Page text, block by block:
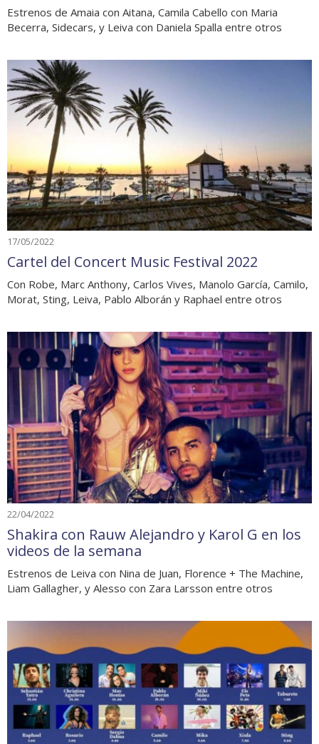
Estrenos de Amaia con Aitana, Camila Cabello con Maria
Becerra, Sidecars, y Leiva con Daniela Spalla entre otros
17/05/2022
Cartel del Concert Music Festival 2022
Con Robe, Marc Anthony, Carlos Vives, Manolo García, Camilo,
Morat, Sting, Leiva, Pablo Alborán y Raphael entre otros
22/04/2022
Shakira con Rauw Alejandro y Karol G en los
videos de la semana
Estrenos de Leiva con Nina de Juan, Florence + The Machine,
Liam Gallagher, y Alesso con Zara Larsson entre otros